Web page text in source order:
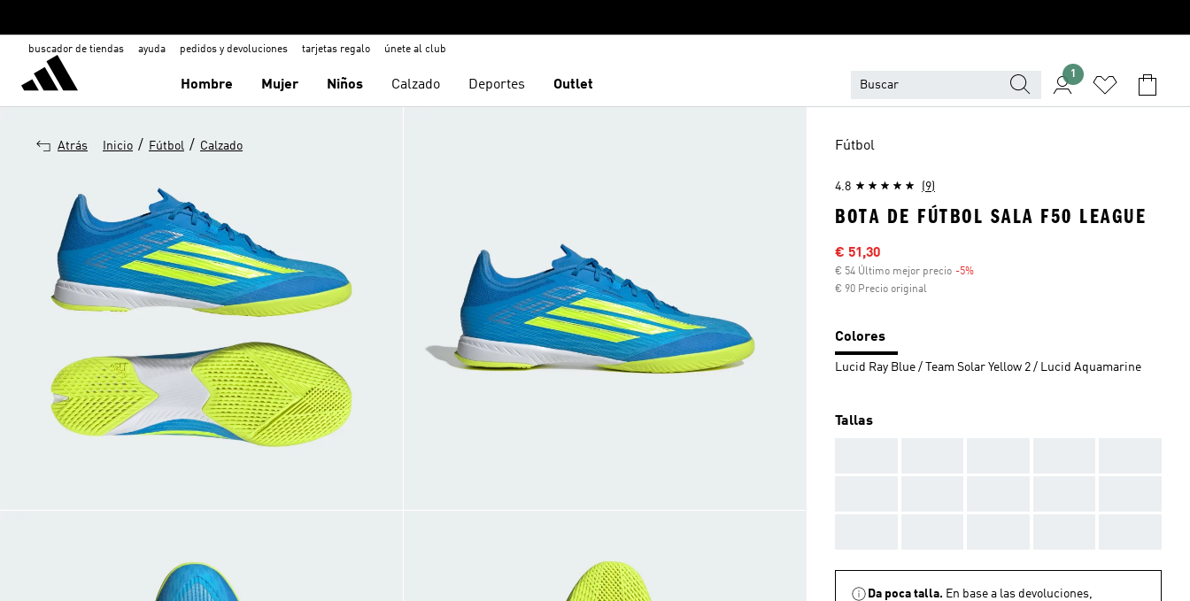
buscador de tiendas ayuda pedidos y devoluciones tarjetas regalo únete al club
Hombre Mujer Niños Calzado Deportes Outlet
1
Atrás Inicio / Fútbol / Calzado Fútbol
4.8 (9)
BOTA DE FÚTBOL SALA F50 LEAGUE
Precio rebajado
€ 51,30
€ 54 Último mejor precio -5%
€ 90 Precio original
Colores
Lucid Ray Blue / Team Solar Yellow 2 / Lucid Aquamarine
Tallas
Da poca talla. En base a las devoluciones,